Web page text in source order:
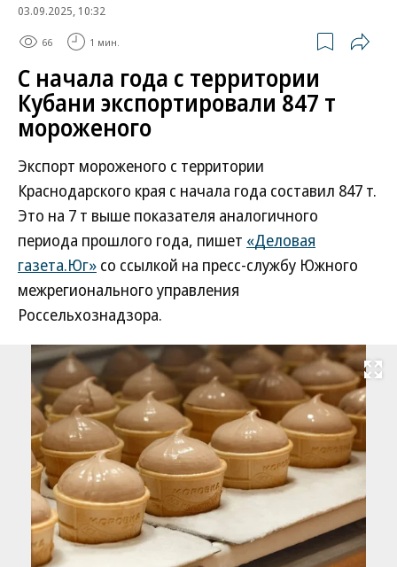
03.09.2025, 10:32
66 1 мин.
С начала года с территории
Кубани экспортировали 847 т
мороженого
Экспорт мороженого с территории
Краснодарского края с начала года составил 847 т.
Это на 7 т выше показателя аналогичного
периода прошлого года, пишет «Деловая
газета.Юг» со ссылкой на пресс-службу Южного
межрегионального управления
Россельхознадзора.
Развернуть